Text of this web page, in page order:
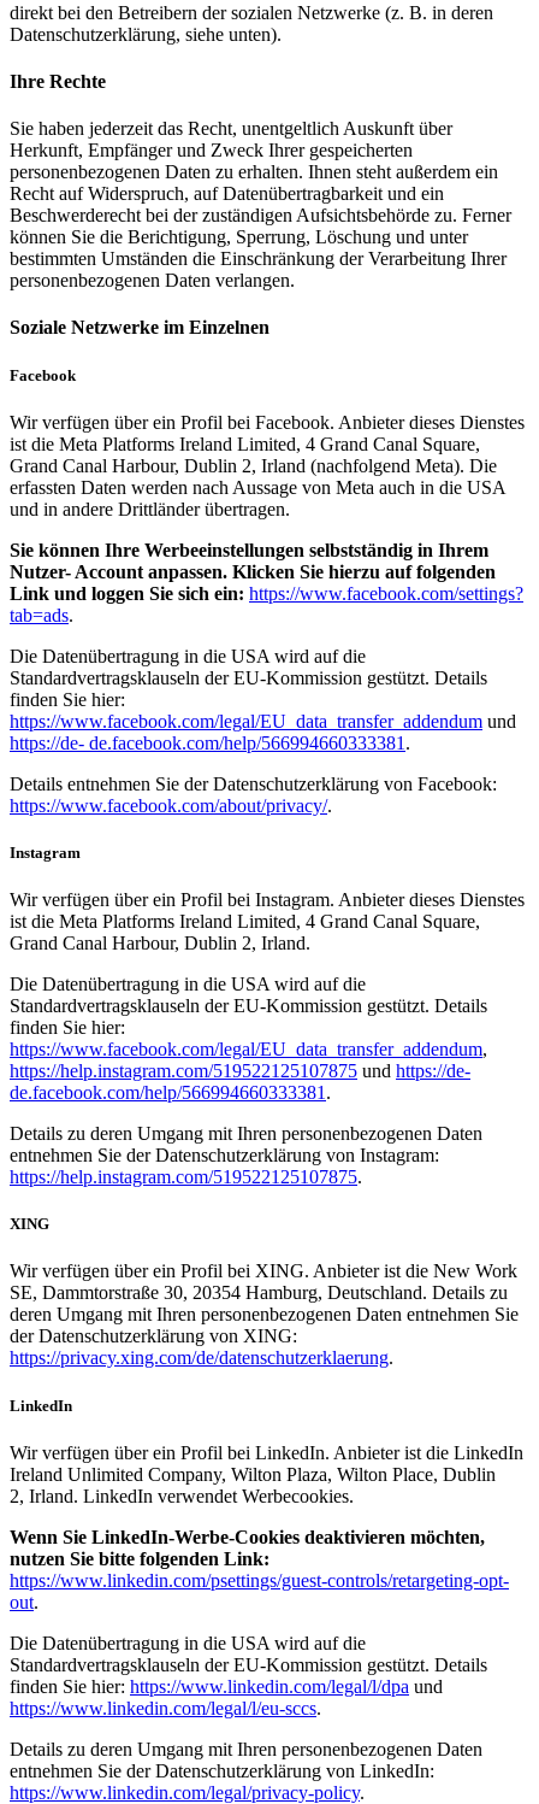
direkt bei den Betreibern der sozialen Netzwerke (z. B. in deren
Datenschutzerklärung, siehe unten).
Ihre Rechte
Sie haben jederzeit das Recht, unentgeltlich Auskunft über
Herkunft, Empfänger und Zweck Ihrer gespeicherten
personenbezogenen Daten zu erhalten. Ihnen steht außerdem ein
Recht auf Widerspruch, auf Datenübertragbarkeit und ein
Beschwerderecht bei der zuständigen Aufsichtsbehörde zu. Ferner
können Sie die Berichtigung, Sperrung, Löschung und unter
bestimmten Umständen die Einschränkung der Verarbeitung Ihrer
personenbezogenen Daten verlangen.
Soziale Netzwerke im Einzelnen
Facebook
Wir verfügen über ein Profil bei Facebook. Anbieter dieses Dienstes
ist die Meta Platforms Ireland Limited, 4 Grand Canal Square,
Grand Canal Harbour, Dublin 2, Irland (nachfolgend Meta). Die
erfassten Daten werden nach Aussage von Meta auch in die USA
und in andere Drittländer übertragen.
Sie können Ihre Werbeeinstellungen selbstständig in Ihrem
Nutzer- Account anpassen. Klicken Sie hierzu auf folgenden
Link und loggen Sie sich ein: https://www.facebook.com/settings?
tab=ads.
Die Datenübertragung in die USA wird auf die
Standardvertragsklauseln der EU-Kommission gestützt. Details
finden Sie hier:
https://www.facebook.com/legal/EU_data_transfer_addendum und
https://de- de.facebook.com/help/566994660333381 .
Details entnehmen Sie der Datenschutzerklärung von Facebook:
https://www.facebook.com/about/privacy/.
Instagram
Wir verfügen über ein Profil bei Instagram. Anbieter dieses Dienstes
ist die Meta Platforms Ireland Limited, 4 Grand Canal Square,
Grand Canal Harbour, Dublin 2, Irland.
Die Datenübertragung in die USA wird auf die
Standardvertragsklauseln der EU-Kommission gestützt. Details
finden Sie hier:
https://www.facebook.com/legal/EU_data_transfer_addendum,
https://help.instagram.com/519522125107875 und https://de-
de.facebook.com/help/566994660333381 .
Details zu deren Umgang mit Ihren personenbezogenen Daten
entnehmen Sie der Datenschutzerklärung von Instagram:
https://help.instagram.com/519522125107875.
XING
Wir verfügen über ein Profil bei XING. Anbieter ist die New Work
SE, Dammtorstraße 30, 20354 Hamburg, Deutschland. Details zu
deren Umgang mit Ihren personenbezogenen Daten entnehmen Sie
der Datenschutzerklärung von XING:
https://privacy.xing.com/de/datenschutzerklaerung.
LinkedIn
Wir verfügen über ein Profil bei LinkedIn. Anbieter ist die LinkedIn
Ireland Unlimited Company, Wilton Plaza, Wilton Place, Dublin
2, Irland. LinkedIn verwendet Werbecookies.
Wenn Sie LinkedIn-Werbe-Cookies deaktivieren möchten,
nutzen Sie bitte folgenden Link:
https://www.linkedin.com/psettings/guest-controls/retargeting-opt-
out.
Die Datenübertragung in die USA wird auf die
Standardvertragsklauseln der EU-Kommission gestützt. Details
finden Sie hier: https://www.linkedin.com/legal/l/dpa und
https://www.linkedin.com/legal/l/eu-sccs.
Details zu deren Umgang mit Ihren personenbezogenen Daten
entnehmen Sie der Datenschutzerklärung von LinkedIn:
https://www.linkedin.com/legal/privacy-policy.